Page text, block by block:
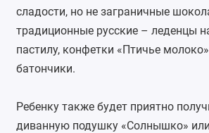
сладости, но не заграничные
традиционные русские – леденцы
пастилу, конфетки «Птичье
батончики.
Ребенку также будет приятно
диванную подушку «Солнышко»